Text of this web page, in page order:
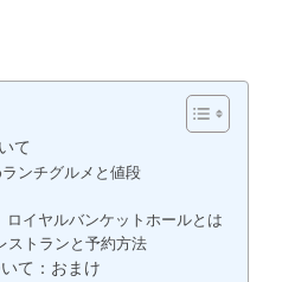
て
ンチグルメと値段
イヤルバンケットホールとは
ストランと予約方法
て：おまけ